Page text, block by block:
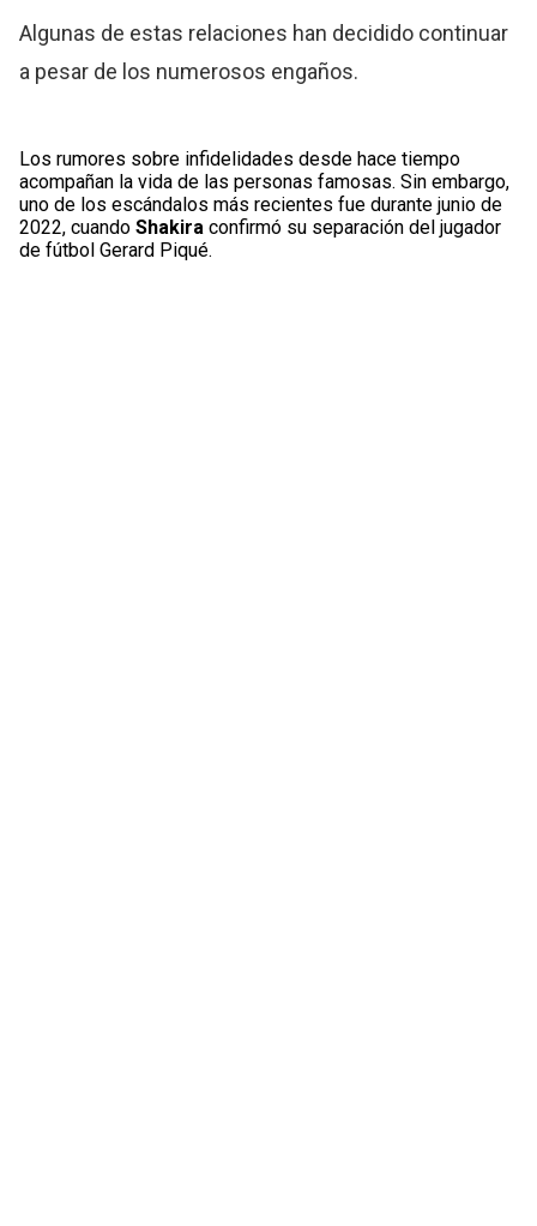
Algunas de estas relaciones han decidido continuar
a pesar de los numerosos engaños.
Los rumores sobre infidelidades desde hace tiempo
acompañan la vida de las personas famosas. Sin embargo,
uno de los escándalos más recientes fue durante junio de
2022, cuando Shakira confirmó su separación del jugador
de fútbol Gerard Piqué.